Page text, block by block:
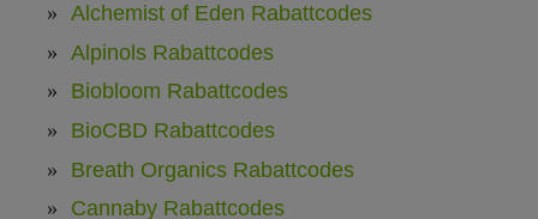
Alchemist of Eden Rabattcodes
Alpinols Rabattcodes
Biobloom Rabattcodes
BioCBD Rabattcodes
Breath Organics Rabattcodes
Cannaby Rabattcodes